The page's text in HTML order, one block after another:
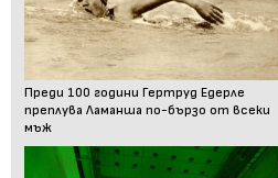
Преди 100 години Гертруд Едерле
преплува Ламанша по-бързо от всеки
мъж